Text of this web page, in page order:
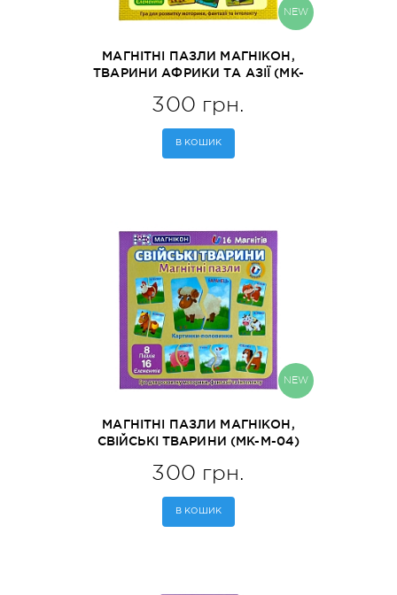
NEW
МАГНІТНІ ПАЗЛИ МАГНІКОН,
ТВАРИНИ АФРИКИ ТА АЗІЇ (MK-
300 грн.
В КОШИК
NEW
МАГНІТНІ ПАЗЛИ МАГНІКОН,
СВІЙСЬКІ ТВАРИНИ (MK-М-04)
300 грн.
В КОШИК